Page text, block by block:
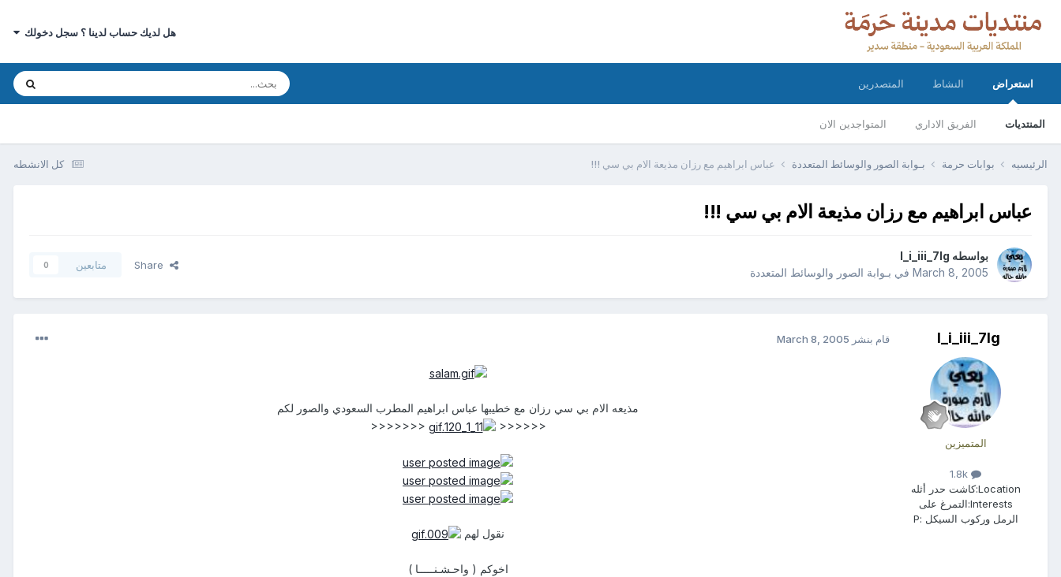
هل لديك حساب لدينا ؟ سجل دخولك
استعراض
المنتديات الفريق الاداري المتواجدين الان
النشاط المتصدرين
كل الانشطه الرئيسيه بوابات حرمة بـوابة الصور والوسائط المتعددة عباس ابراهيم مع رزان مذيعة الام بي سي !!!
عباس ابراهيم مع رزان مذيعة الام بي سي !!!
بواسطه l_i_iii_7lg
March 8, 2005 في بـوابة الصور والوسائط المتعددة
متابعين 0
l_i_iii_7lg
المتميزين
Location: كاشت حدر أثله
Interests: التمرغ على
الرمل وركوب السيكل :P
قام بنشر March 8, 2005
مذيعه الام بي سي رزان مع خطيبها عباس ابراهيم المطرب السعودي والصور لكم
<<<<<<
<<<<<<<
نقول لهم
اخوكم ( واحـشـنـــــا )